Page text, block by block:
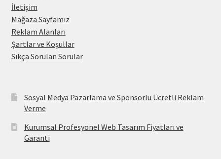
İletişim
Mağaza Sayfamız
Reklam Alanları
Şartlar ve Koşullar
Sıkça Sorulan Sorular
Sosyal Medya Pazarlama ve Sponsorlu Ücretli Reklam
Verme
Kurumsal Profesyonel Web Tasarım Fiyatları ve
Garanti